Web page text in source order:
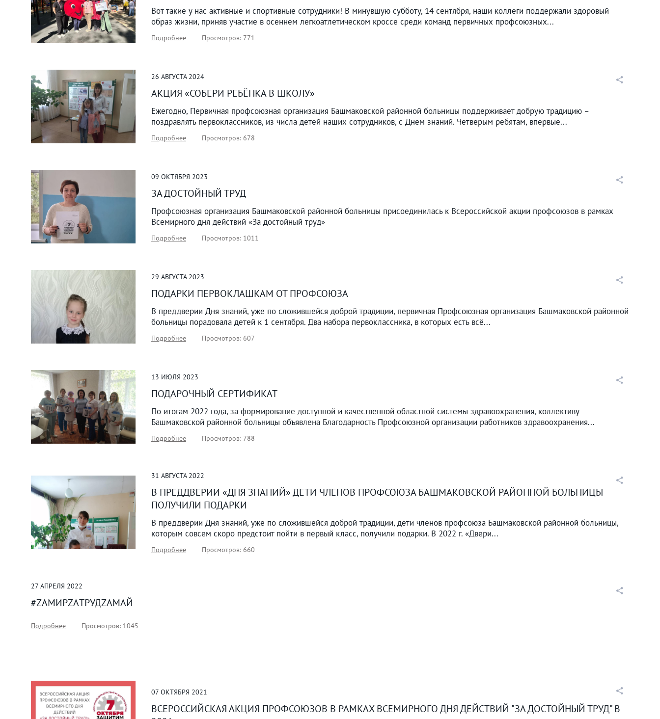
Вот такие у нас активные и спортивные сотрудники! В минувшую субботу, 14 сентября, наши коллеги поддержали здоровый
образ жизни, приняв участие в осеннем легкоатлетическом кроссе среди команд первичных профсоюзных...
Подробнее Просмотров: 771
26 АВГУСТА 2024
АКЦИЯ «СОБЕРИ РЕБЁНКА В ШКОЛУ»
Ежегодно, Первичная профсоюзная организация Башмаковской районной больницы поддерживает добрую традицию –
поздравлять первоклассников, из числа детей наших сотрудников, с Днём знаний. Четверым ребятам, впервые...
Подробнее Просмотров: 678
09 ОКТЯБРЯ 2023
ЗА ДОСТОЙНЫЙ ТРУД
Профсоюзная организация Башмаковской районной больницы присоединилась к Всероссийской акции профсоюзов в рамках
Всемирного дня действий «За достойный труд»
Подробнее Просмотров: 1011
29 АВГУСТА 2023
ПОДАРКИ ПЕРВОКЛАШКАМ ОТ ПРОФСОЮЗА
В преддверии Дня знаний, уже по сложившейся доброй традиции, первичная Профсоюзная организация Башмаковской районной
больницы порадовала детей к 1 сентября. Два набора первоклассника, в которых есть всё...
Подробнее Просмотров: 607
13 ИЮЛЯ 2023
ПОДАРОЧНЫЙ СЕРТИФИКАТ
По итогам 2022 года, за формирование доступной и качественной областной системы здравоохранения, коллективу
Башмаковской районной больницы объявлена Благодарность Профсоюзной организации работников здравоохранения...
Подробнее Просмотров: 788
31 АВГУСТА 2022
В ПРЕДДВЕРИИ «ДНЯ ЗНАНИЙ» ДЕТИ ЧЛЕНОВ ПРОФСОЮЗА БАШМАКОВСКОЙ РАЙОННОЙ БОЛЬНИЦЫ
ПОЛУЧИЛИ ПОДАРКИ
В преддверии Дня знаний, уже по сложившейся доброй традиции, дети членов профсоюза Башмаковской районной больницы,
которым совсем скоро предстоит пойти в первый класс, получили подарки. В 2022 г. «Двери...
Подробнее Просмотров: 660
27 АПРЕЛЯ 2022
#ZAМИРZAТРУДZAМАЙ
Подробнее Просмотров: 1045
07 ОКТЯБРЯ 2021
ВСЕРОССИЙСКАЯ АКЦИЯ ПРОФСОЮЗОВ В РАМКАХ ВСЕМИРНОГО ДНЯ ДЕЙСТВИЙ "ЗА ДОСТОЙНЫЙ ТРУД" В